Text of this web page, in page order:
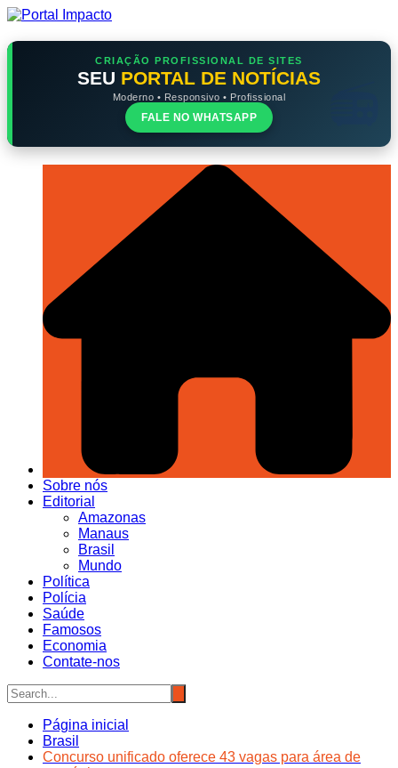
Ir
o
CRIAÇÃO PROFISSIONAL DE SITES
SEU PORTAL DE NOTÍCIAS
Moderno • Responsivo • Profissional
FALE NO WHATSAPP
Sobre nós
Editorial
Amazonas
Manaus
Brasil
Mundo
Política
Polícia
Saúde
Famosos
Economia
Contate-nos
Página inicial
Brasil
Concurso unificado oferece 43 vagas para área de